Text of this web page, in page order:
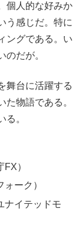
個人的な好みか
う感じだ。特に
ングである。い
のだが。
舞台に活躍する
物語である。
る。
）
ーク）
ナイテッドモ